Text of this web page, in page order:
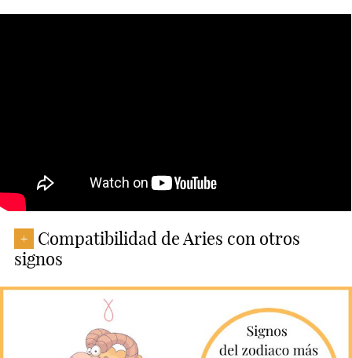
+
Compatibilidad de Aries con otros
signos